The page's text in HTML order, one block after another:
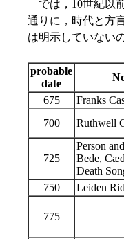
では，10世紀以
通りに，時代と方
は明示していない
probable
date
675
Franks
700
Ruthwell
725
Person
Bede,
Death
750
Leiden
775